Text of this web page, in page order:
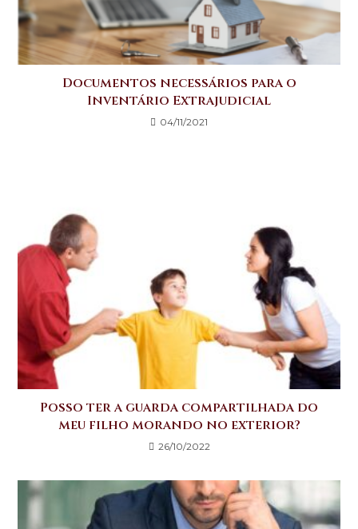
Documentos necessários para o
Inventário Extrajudicial
04/11/2021
Posso ter a guarda compartilhada do
meu filho morando no exterior?
26/10/2022